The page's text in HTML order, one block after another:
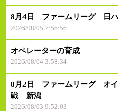
8月4日 ファームリーグ 日
2026/08/05 7:56:56
オペレーターの育成
2026/08/04 3:58:34
8月2日 ファームリーグ オ
戦 新潟
2026/08/03 9:52:03